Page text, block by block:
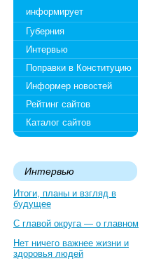
информирует
Губерния
Интервью
Поправки в Конституцию
Информер новостей
Рейтинг сайтов
Каталог сайтов
Интервью
Итоги, планы и взгляд в
будущее
С главой округа — о главном
Нет ничего важнее жизни и
здоровья людей